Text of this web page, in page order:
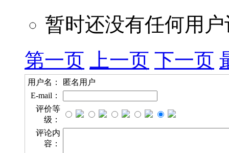
暂时还没有任何用
第一页
上一页 下一页
用户名：
匿名用户
E-mail：
评价等
级：
评论内
容：